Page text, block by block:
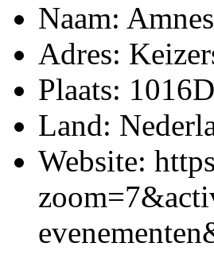
Naam:
Adres:
Plaats:
Land:
Website: